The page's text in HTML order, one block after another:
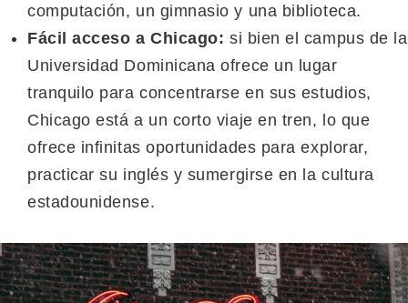
computación, un gimnasio y una biblioteca.
Fácil acceso a Chicago: si bien el campus de la
Universidad Dominicana ofrece un lugar
tranquilo para concentrarse en sus estudios,
Chicago está a un corto viaje en tren, lo que
ofrece infinitas oportunidades para explorar,
practicar su inglés y sumergirse en la cultura
estadounidense.